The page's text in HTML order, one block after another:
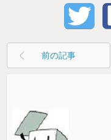
前の記事